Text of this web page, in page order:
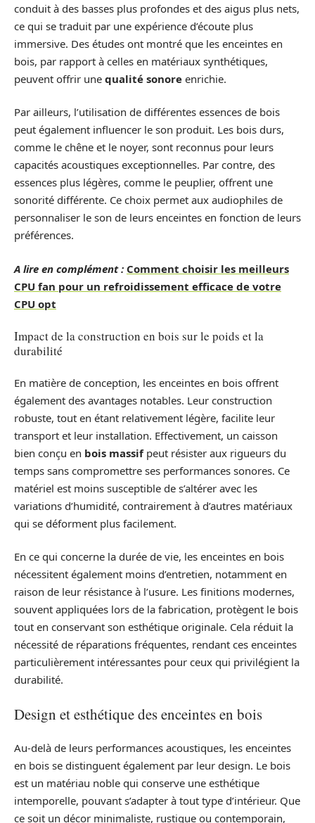
conduit à des basses plus profondes et des aigus plus nets,
ce qui se traduit par une expérience d’écoute plus
immersive. Des études ont montré que les enceintes en
bois, par rapport à celles en matériaux synthétiques,
peuvent offrir une qualité sonore enrichie.
Par ailleurs, l’utilisation de différentes essences de bois
peut également influencer le son produit. Les bois durs,
comme le chêne et le noyer, sont reconnus pour leurs
capacités acoustiques exceptionnelles. Par contre, des
essences plus légères, comme le peuplier, offrent une
sonorité différente. Ce choix permet aux audiophiles de
personnaliser le son de leurs enceintes en fonction de leurs
préférences.
A lire en complément : Comment choisir les meilleurs
CPU fan pour un refroidissement efficace de votre
CPU opt
Impact de la construction en bois sur le poids et la
durabilité
En matière de conception, les enceintes en bois offrent
également des avantages notables. Leur construction
robuste, tout en étant relativement légère, facilite leur
transport et leur installation. Effectivement, un caisson
bien conçu en bois massifpeut résister aux rigueurs du
temps sans compromettre ses performances sonores. Ce
matériel est moins susceptible de s’altérer avec les
variations d’humidité, contrairement à d’autres matériaux
qui se déforment plus facilement.
En ce qui concerne la durée de vie, les enceintes en bois
nécessitent également moins d’entretien, notamment en
raison de leur résistance à l’usure. Les finitions modernes,
souvent appliquées lors de la fabrication, protègent le bois
tout en conservant son esthétique originale. Cela réduit la
nécessité de réparations fréquentes, rendant ces enceintes
particulièrement intéressantes pour ceux qui privilégient la
durabilité.
Design et esthétique des enceintes en bois
Au-delà de leurs performances acoustiques, les enceintes
en bois se distinguent également par leur design. Le bois
est un matériau noble qui conserve une esthétique
intemporelle, pouvant s’adapter à tout type d’intérieur. Que
ce soit un décor minimaliste, rustique ou contemporain,